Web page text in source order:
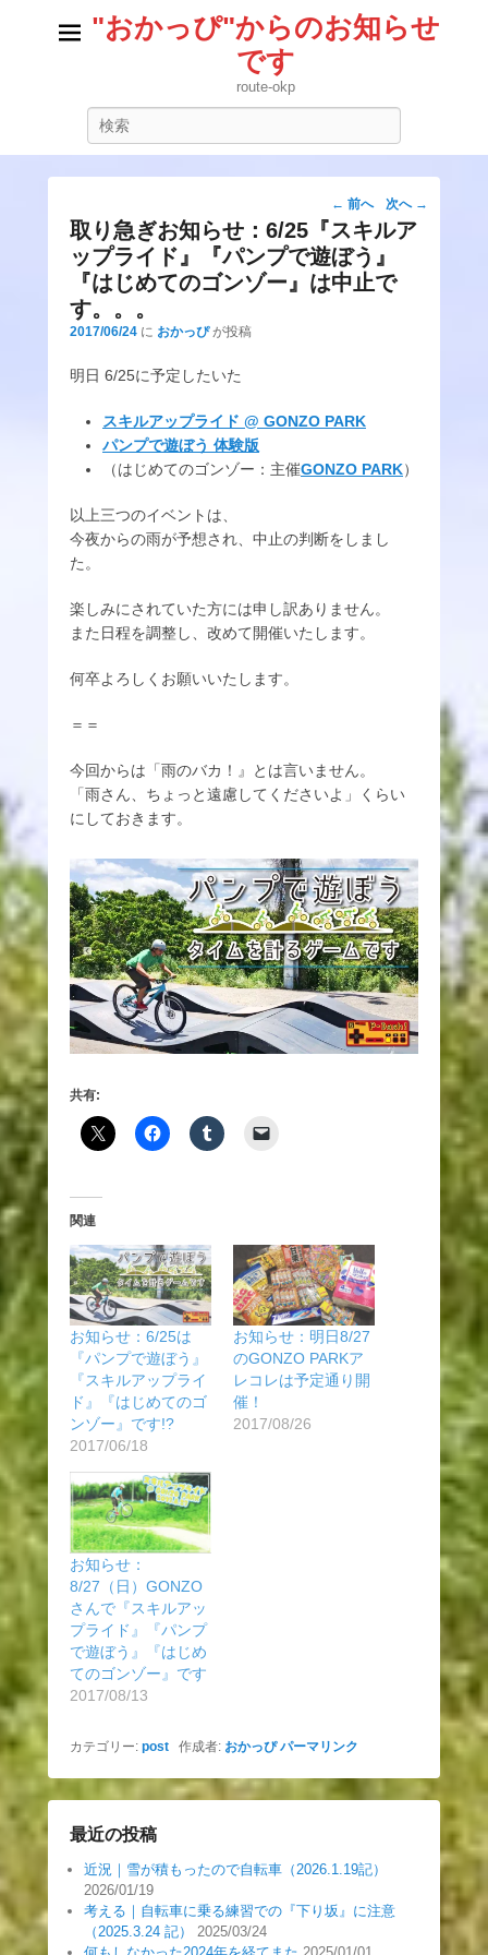
"おかっぴ"からのお知らせ
です
route-okp
投
稿
ナ
ビ
ゲ
← 前へ 次へ →
取り急ぎお知らせ：6/25『スキルア
ップライド』『パンプで遊ぼう』
『はじめてのゴンゾー』は中止で
す。。。
2017/06/24 に おかっぴ が投稿
明日 6/25に予定したいた
スキルアップライド @ GONZO PARK
パンプで遊ぼう 体験版
（はじめてのゴンゾー：主催GONZO PARK）
以上三つのイベントは、
今夜からの雨が予想され、中止の判断をしまし
た。
楽しみにされていた方には申し訳ありません。
また日程を調整し、改めて開催いたします。
何卒よろしくお願いいたします。
＝＝
今回からは「雨のバカ！』とは言いません。
「雨さん、ちょっと遠慮してくださいよ」くらい
にしておきます。
共有:
関連
お知らせ：6/25は
『パンプで遊ぼう』
『スキルアップライ
ド』『はじめてのゴ
ンゾー』です!?
2017/06/18
お知らせ：明日8/27
のGONZO PARKア
レコレは予定通り開
催！
2017/08/26
お知らせ：
8/27（日）GONZO
さんで『スキルアッ
プライド』『パンプ
で遊ぼう』『はじめ
てのゴンゾー』です
2017/08/13
カテゴリー: post 作成者: おかっぴ パーマリンク
最近の投稿
近況｜雪が積もったので自転車（2026.1.19記）
2026/01/19
考える｜自転車に乗る練習での『下り坂』に注意
（2025.3.24 記）
2025/03/24